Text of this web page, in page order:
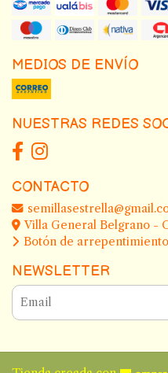
MEDIOS DE ENVÍO
NUESTRAS REDES
CONTACTO
Villa General Belgrano -
Botón de arrepentimiento
NEWSLETTER